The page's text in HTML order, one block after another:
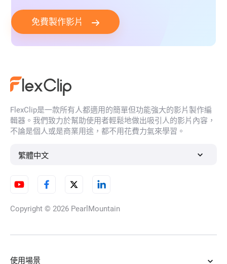
免費製作影片
FlexClip是一款所有人都適用的簡單但功能強大的影片製作編
輯器。我們致力於幫助使用者輕鬆地做出吸引人的影片內容，
不論是個人或是商業用途，都不用花費力氣來學習。
繁體中文
Copyright © 2026 PearlMountain
使用場景